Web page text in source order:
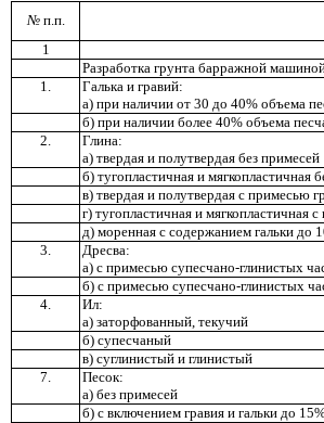
№ п.п.
1
Разработка грунта барражной
1.
Галька и гравий:
а) при наличии от 30 до 40% объема
б) при наличии более 40% объема
2.
Глина:
а) твердая и полутвердая без примесей
б) тугопластичная и мягкопластичная
в) твердая и полутвердая с примесью
г) тугопластичная и мягкопластичная
д) моренная с содержанием гальки до
3.
Дресва:
а) с примесью супесчано-глинистых
б) с примесью супесчано-глинистых
4.
Ил:
а) заторфованный, текучий
б) супесчаный
в) суглинистый и глинистый
7.
Песок:
а) без примесей
б) с включением гравия и гальки до